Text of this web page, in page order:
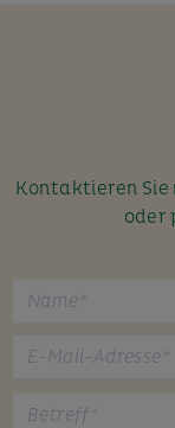
Kontaktieren
oder